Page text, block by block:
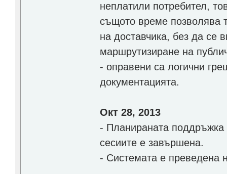
неплатили потребител,
същото време позволява
на доставчика, без да се
маршрутизиране на
- оправени са логични
документацията.
Окт 28, 2013
- Планираната поддръжка
сесиите е завършена.
- Системата е преведена